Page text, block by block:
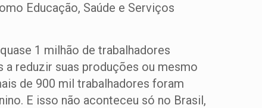
Educação, Saúde e Serviços
1 milhão de trabalhadores
reduzir suas produções ou mesmo
de 900 mil trabalhadores foram
E isso não aconteceu só no Brasil,